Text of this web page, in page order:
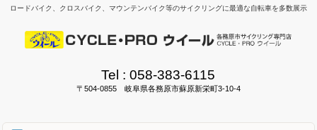
ロードバイク、クロスバイク、マウンテンバイク等のサイクリングに最適な自転車を多数展示
Tel :058-383-6115
〒504-0855 岐阜県各務原市蘇原新栄町3-10-4